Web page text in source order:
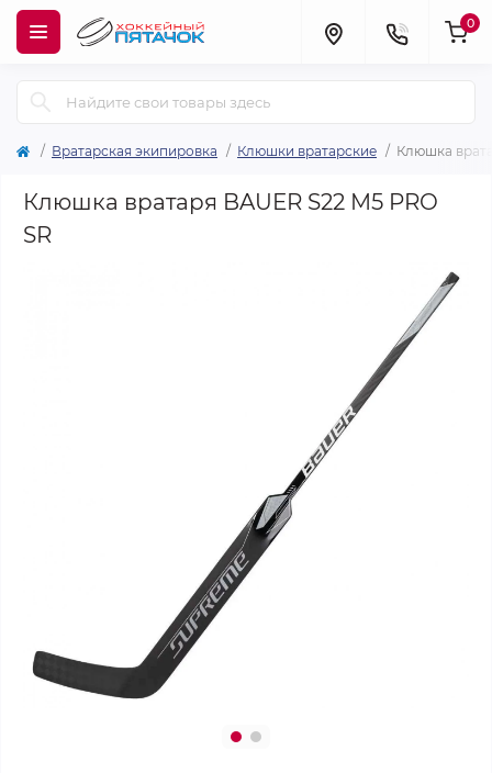
0
Вратарская экипировка Клюшки вратарские Клюшка
Клюшка вратаря BAUER S22 M5 PRO
SR